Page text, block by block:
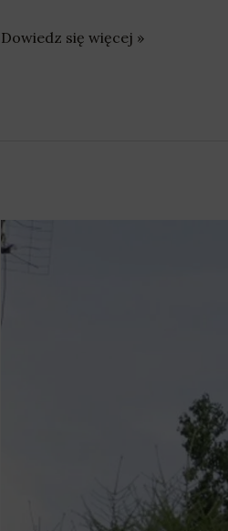
Dowiedz się więcej »
Zlikwidowali
15